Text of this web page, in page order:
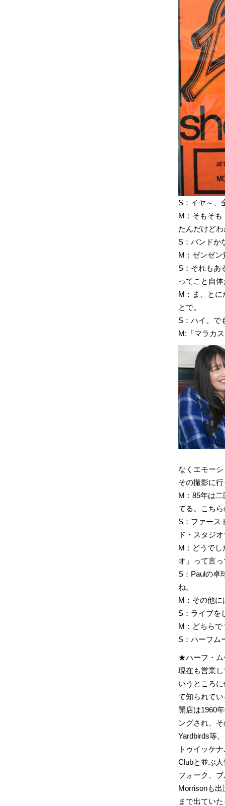
S：イヤ～
M：そもそも
たんだけど
S：バンドか
M：ゼンゼン
S：それもあ
ってこと自
M：ま、と
とで。
S：ハイ。で
M:「マラカ
なくエモー
その撮影に
M：85年は
てる。こち
S：ファース
ド・スタジ
M：どうで
オ」って言
S：Paulの卓
ね。
M：その他に
S：ライブを
M：どちらで
S：ハーフ
★ハーフ・ム
現在も営業
いうところ
て知られて
開店は1960
ングされ、
Yardbirds等
トゥイッケ
Clubと並ぶ
フォーク、
Morrisonも出
まで出てい